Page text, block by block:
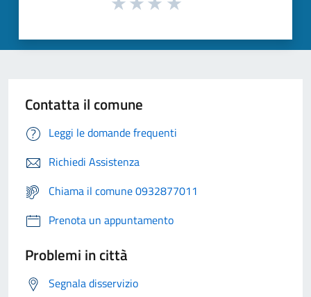
Contatta il comune
Leggi le domande frequenti
Richiedi Assistenza
Chiama il comune 0932877011
Prenota un appuntamento
Problemi in città
Segnala disservizio